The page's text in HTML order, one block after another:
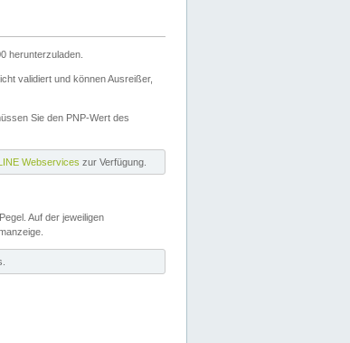
herunterzuladen.
validiert und können Ausreißer,
Sie den PNP-Wert des
Webservices zur Verfügung.
Auf der jeweiligen